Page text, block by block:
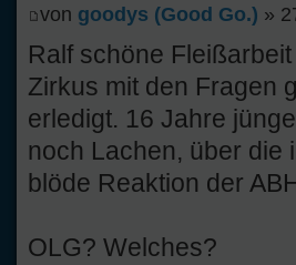
von goodys (Good Go.) »
Ralf schöne
Zirkus mit den Fragen
erledigt. 16 Jahre
noch Lachen, über die
blöde Reaktion der
OLG? Welches?